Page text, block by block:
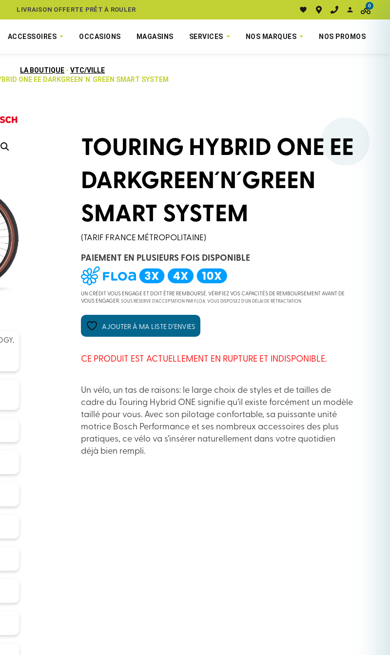
LIVRAISON OFFERTE PRÊT À ROULER
ASSUREZ VOTRE VÉLO CONTRE LE VOL 0
ACCESSOIRES OCCASIONS MAGASINS SERVICES NOS MARQUES NOS PROMOS
LA BOUTIQUE - VTC/VILLE
ONE EE DARKGREEN´N´GREEN SMART SYSTEM
TOURING HYBRID ONE EE
DARKGREEN´N´GREEN
SMART SYSTEM
(TARIF FRANCE MÉTROPOLITAINE)
PAIEMENT EN PLUSIEURS FOIS DISPONIBLE
UN CRÉDIT VOUS ENGAGE ET DOIT ÊTRE REMBOURSÉ. VÉRIFIEZ VOS CAPACITÉS DE REMBOURSEMENT AVANT DE
VOUS ENGAGER.SOUS RÉSERVE D’ACCEPTATION PAR FLOA. VOUS DISPOSEZ D’UN DÉLAI DE RÉTRACTATION.
AJOUTER À MA LISTE D’ENVIES
CE PRODUIT EST ACTUELLEMENT EN RUPTURE ET INDISPONIBLE.
Un vélo, un tas de raisons: le large choix de styles et de tailles de
cadre du Touring Hybrid ONE signifie qu’il existe forcément un modèle
taillé pour vous. Avec son pilotage confortable, sa puissante unité
motrice Bosch Performance et ses nombreux accessoires des plus
pratiques, ce vélo va s’insérer naturellement dans votre quotidien
déjà bien rempli.